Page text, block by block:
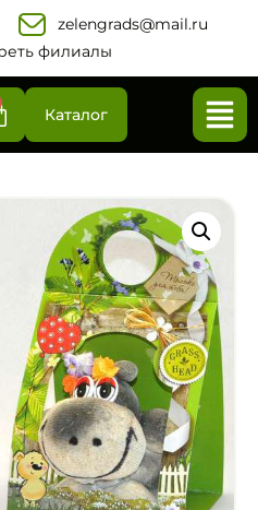
zelengrads@mail.ru
филиалы
Каталог